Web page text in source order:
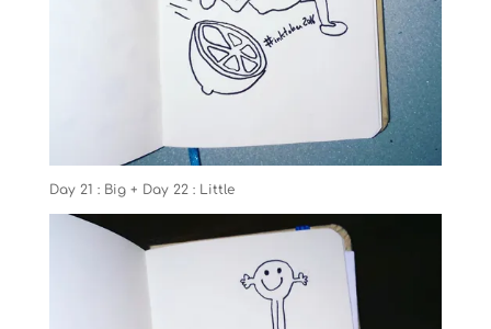
Day 21 : Big + Day 22 : Little